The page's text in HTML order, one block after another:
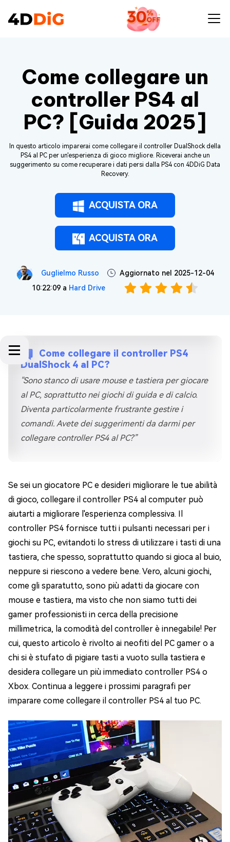
Come collegare un
controller PS4 al
PC? [Guida 2025]
In questo articolo imparerai come collegare il controller DualShock della
PS4 al PC per un'esperienza di gioco migliore. Riceverai anche un
suggerimento su come recuperare i dati persi dalla PS4 con 4DDiG Data
Recovery.
ACQUISTA ORA
ACQUISTA ORA
Guglielmo Russo
Aggiornato nel 2025-12-04
10:22:09 a Hard Drive
Come collegare il controller PS4
DualShock 4 al PC?
"Sono stanco di usare mouse e tastiera per giocare
al PC, soprattutto nei giochi di guida e di calcio.
Diventa particolarmente frustrante gestire i
comandi. Avete dei suggerimenti da darmi per
collegare controller PS4 al PC?”
Se sei un giocatore PC e desideri migliorare le tue abilità
di gioco, collegare il controller PS4 al computer può
aiutarti a migliorare l'esperienza complessiva. Il
controller PS4 fornisce tutti i pulsanti necessari per i
giochi su PC, evitandoti lo stress di utilizzare i tasti di una
tastiera, che spesso, soprattutto quando si gioca al buio,
neppure si riescono a vedere bene. Vero, alcuni giochi,
come gli sparatutto, sono più adatti da giocare con
mouse e tastiera, ma visto che non siamo tutti dei
gamer professionisti in cerca della precisione
millimetrica, la comodità del controller è innegabile! Per
cui, questo articolo è rivolto ai neofiti del PC gamer o a
chi si è stufato di pigiare tasti a vuoto sulla tastiera e
desidera collegare un più immediato controller PS4 o
Xbox. Continua a leggere i prossimi paragrafi per
imparare come collegare il controller PS4 al tuo PC.